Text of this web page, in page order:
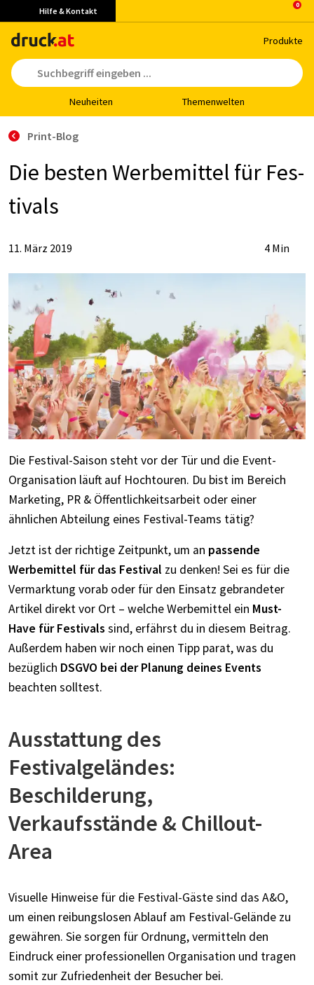
Hilfe & Kontakt
Pro­duk­te
Neu­hei­ten The­men­wel­ten
Print-Blog
Die bes­ten Wer­be­mit­tel für Fes­
ti­vals
11. März 2019 4 Min
Die Festival-Saison steht vor der Tür und die Event-
Organisation läuft auf Hochtouren. Du bist im Bereich
Marketing, PR & Öffentlichkeitsarbeit oder einer
ähnlichen Abteilung eines Festival-Teams tätig?
Jetzt ist der richtige Zeitpunkt, um an passende
Werbemittel für das Festival zu denken! Sei es für die
Vermarktung vorab oder für den Einsatz gebrandeter
Artikel direkt vor Ort – welche Werbemittel ein Must-
Have für Festivals sind, erfährst du in diesem Beitrag.
Außerdem haben wir noch einen Tipp parat, was du
bezüglich DSGVO bei der Planung deines Events
beachten solltest.
Ausstattung des
Festivalgeländes:
Beschilderung,
Verkaufsstände & Chillout-
Area
Visuelle Hinweise für die Festival-Gäste sind das A&O,
um einen reibungslosen Ablauf am Festival-Gelände zu
gewähren. Sie sorgen für Ordnung, vermitteln den
Eindruck einer professionellen Organisation und tragen
somit zur Zufriedenheit der Besucher bei.